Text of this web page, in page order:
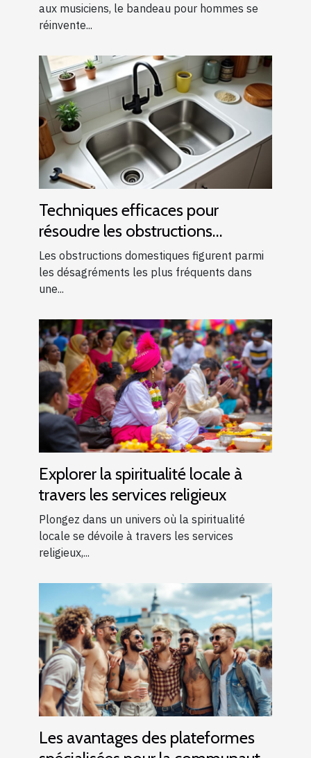
aux musiciens, le bandeau pour hommes se
réinvente...
Techniques efficaces pour
résoudre les obstructions
domestiques courantes
Les obstructions domestiques figurent parmi
les désagréments les plus fréquents dans
une...
Explorer la spiritualité locale à
travers les services religieux
Plongez dans un univers où la spiritualité
locale se dévoile à travers les services
religieux,...
Les avantages des plateformes